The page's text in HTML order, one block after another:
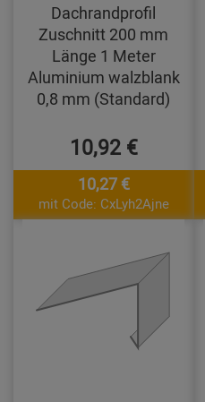
Dachrandprofil
Zuschnitt 200 mm
Länge 1 Meter
Aluminium walzblank
0,8 mm (Standard)
10,92 €
10,27 €
mit Code: CxLyh2Ajne